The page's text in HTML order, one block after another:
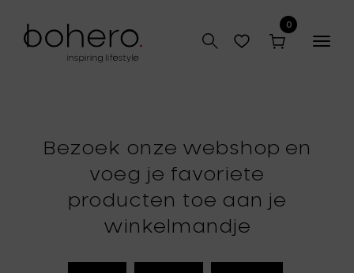
0
Bezoek onze webshop en
voeg je favoriete
producten toe aan je
winkelmandje